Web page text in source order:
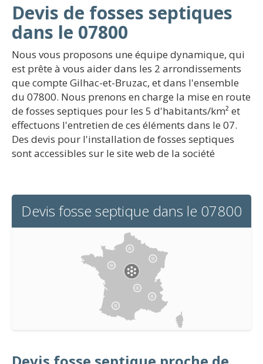
Devis de fosses septiques
dans le 07800
Nous vous proposons une équipe dynamique, qui
est prête à vous aider dans les 2 arrondissements
que compte Gilhac-et-Bruzac, et dans l'ensemble
du 07800. Nous prenons en charge la mise en route
de fosses septiques pour les 5 d'habitants/km² et
effectuons l'entretien de ces éléments dans le 07.
Des devis pour l'installation de fosses septiques
sont accessibles sur le site web de la société
Devis fosse septique dans le 07800